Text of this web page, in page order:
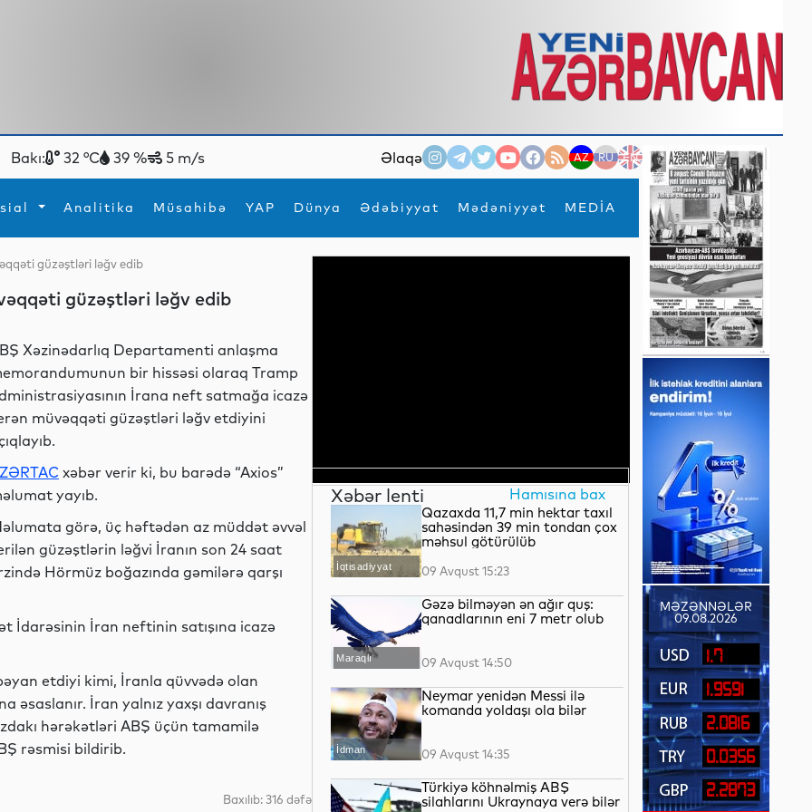
Bakı: 32 °C 39 % 5 m/s Əlaqə AZ RU EN
Analitika Müsahibə YAP Dünya Ədəbiyyat Mədəniyyət MEDİA
×
İdmanYeni texnologiyalar
güzəştləri ləğv edib
güzəştləri ləğv edib
Xəzinədarlıq Departamenti anlaşma
bir hissəsi olaraq Tramp
İrana neft satmağa icazə
müvəqqəti güzəştləri ləğv etdiyini
xəbər verir ki, bu barədə “Axios”
yayıb.
görə, üç həftədən az müddət əvvəl
güzəştlərin ləğvi İranın son 24 saat
Hörmüz boğazında gəmilərə qarşı
İdarəsinin İran neftinin satışına icazə
etdiyi kimi, İranla qüvvədə olan
İran yalnız yaxşı davranış
hərəkətləri ABŞ üçün tamamilə
rəsmisi bildirib.
Baxılıb: 316 dəfə
Xəbər lenti Hamısına bax
İqtisadiyyat
Qazaxda 11,7 min hektar taxıl
sahəsindən 39 min tondan çox
məhsul götürülüb
09 Avqust 15:23
Maraqlı
Gəzə bilməyən ən ağır quş:
qanadlarının eni 7 metr olub
09 Avqust 14:50
İdman
Neymar yenidən Messi ilə
komanda yoldaşı ola bilər
09 Avqust 14:35
Türkiyə köhnəlmiş ABŞ
silahlarını Ukraynaya verə bilər
MƏZƏNNƏLƏR
09.08.2026
1.7
1.9591
2.0816
0.0356
2.2873